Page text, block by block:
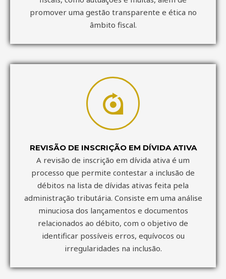
promover uma gestão transparente e ética no
âmbito fiscal.
REVISÃO DE INSCRIÇÃO EM DÍVIDA ATIVA
A revisão de inscrição em dívida ativa é um
processo que permite contestar a inclusão de
débitos na lista de dívidas ativas feita pela
administração tributária. Consiste em uma análise
minuciosa dos lançamentos e documentos
relacionados ao débito, com o objetivo de
identificar possíveis erros, equívocos ou
irregularidades na inclusão.